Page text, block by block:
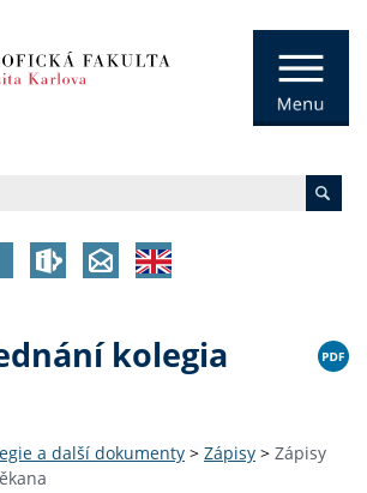
kolegia
a další dokumenty > Zápisy > Zápisy